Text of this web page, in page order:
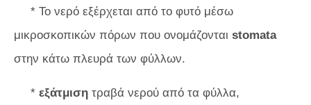
* Το νερό εξέρχεται από το φυτό μέσω
μικροσκοπικών πόρων που ονομάζονται stomata
στην κάτω πλευρά των φύλλων.
* εξάτμιση τραβά νερού από τα φύλλα,